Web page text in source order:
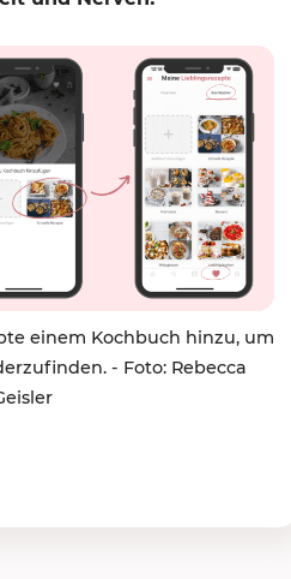
einem Kochbuch hinzu, um
- Foto: Rebecca